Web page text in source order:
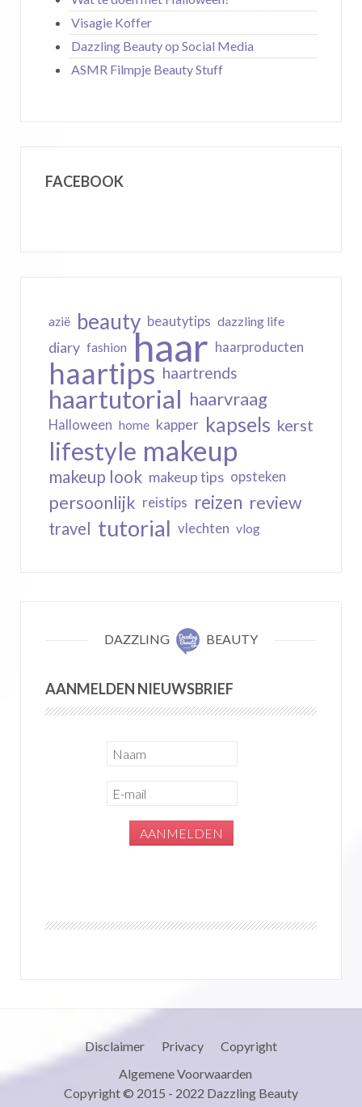
Visagie Koffer
Dazzling Beauty op Social Media
ASMR Filmpje Beauty Stuff
FACEBOOK
azië beauty beautytips dazzling life
diary fashion haar haarproducten
haartips haartrends
haartutorial haarvraag
Halloween home kapper kapsels kerst
lifestyle makeup
makeup look makeup tips opsteken
persoonlijk reistips reizen review
travel tutorial vlechten vlog
DAZZLING BEAUTY
AANMELDEN NIEUWSBRIEF
Disclaimer Privacy
Copyright
Algemene Voorwaarden
Copyright © 2015 - 2022 Dazzling Beauty